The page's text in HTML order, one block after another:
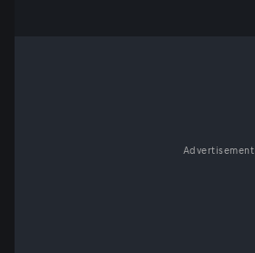
Advertisement